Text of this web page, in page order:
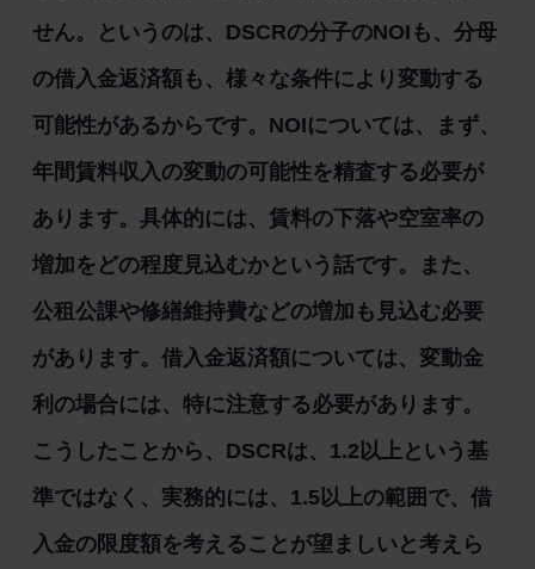
せん。というのは、DSCRの分子のNOIも、分母
の借入金返済額も、様々な条件により変動する
可能性があるからです。NOIについては、まず、
年間賃料収入の変動の可能性を精査する必要が
あります。具体的には、賃料の下落や空室率の
増加をどの程度見込むかという話です。また、
公租公課や修繕維持費などの増加も見込む必要
があります。借入金返済額については、変動金
利の場合には、特に注意する必要があります。
こうしたことから、DSCRは、1.2以上という基
準ではなく、実務的には、1.5以上の範囲で、借
入金の限度額を考えることが望ましいと考えら